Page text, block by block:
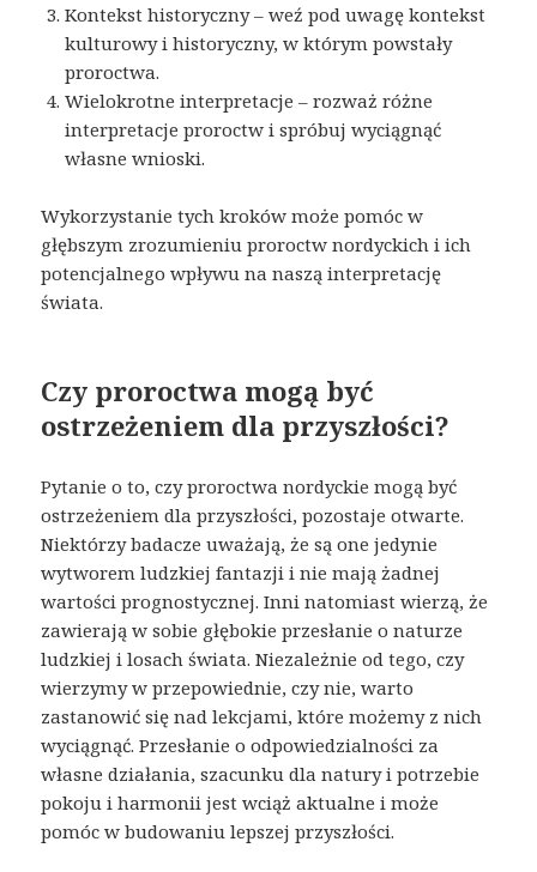
Kontekst historyczny – weź pod uwagę kontekst
kulturowy i historyczny, w którym powstały
proroctwa.
Wielokrotne interpretacje – rozważ różne
interpretacje proroctw i spróbuj wyciągnąć
własne wnioski.
Wykorzystanie tych kroków może pomóc w
głębszym zrozumieniu proroctw nordyckich i ich
potencjalnego wpływu na naszą interpretację
świata.
Czy proroctwa mogą być
ostrzeżeniem dla przyszłości?
Pytanie o to, czy proroctwa nordyckie mogą być
ostrzeżeniem dla przyszłości, pozostaje otwarte.
Niektórzy badacze uważają, że są one jedynie
wytworem ludzkiej fantazji i nie mają żadnej
wartości prognostycznej. Inni natomiast wierzą, że
zawierają w sobie głębokie przesłanie o naturze
ludzkiej i losach świata. Niezależnie od tego, czy
wierzymy w przepowiednie, czy nie, warto
zastanowić się nad lekcjami, które możemy z nich
wyciągnąć. Przesłanie o odpowiedzialności za
własne działania, szacunku dla natury i potrzebie
pokoju i harmonii jest wciąż aktualne i może
pomóc w budowaniu lepszej przyszłości.